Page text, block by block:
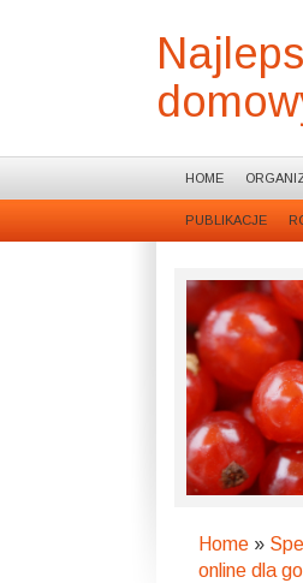
HOME
PUBLIKACJE
Home »
online dla